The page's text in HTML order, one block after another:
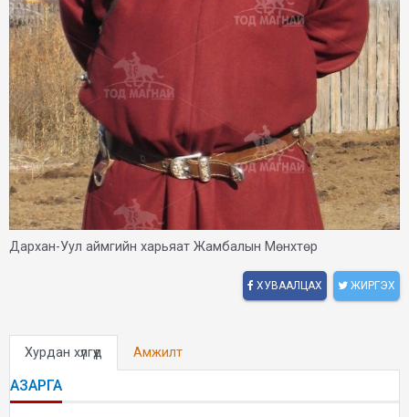
Дархан-Уул аймгийн харьяат Жамбалын Мөнхтөр
ХУВААЛЦАХ ЖИРГЭХ
Хурдан хүлгүүд Амжилт
АЗАРГА